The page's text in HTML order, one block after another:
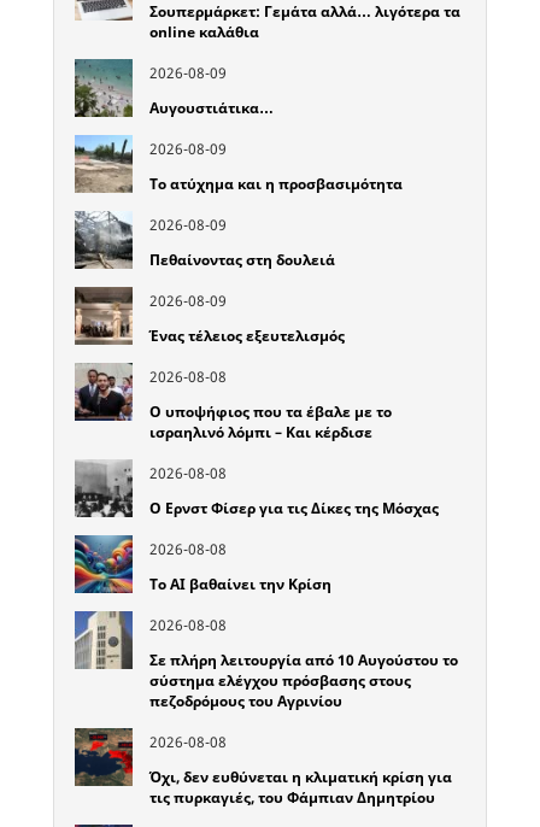
Σουπερμάρκετ: Γεμάτα αλλά… λιγότερα τα
online καλάθια
2026-08-09
Αυγουστιάτικα…
2026-08-09
Το ατύχημα και η προσβασιμότητα
2026-08-09
Πεθαίνοντας στη δουλειά
2026-08-09
Ένας τέλειος εξευτελισμός
2026-08-08
Ο υποψήφιος που τα έβαλε με το
ισραηλινό λόμπι – Και κέρδισε
2026-08-08
Ο Ερνστ Φίσερ για τις Δίκες της Μόσχας
2026-08-08
Το ΑΙ βαθαίνει την Κρίση
2026-08-08
Σε πλήρη λειτουργία από 10 Αυγούστου το
σύστημα ελέγχου πρόσβασης στους
πεζοδρόμους του Αγρινίου
2026-08-08
Όχι, δεν ευθύνεται η κλιματική κρίση για
τις πυρκαγιές, του Φάμπιαν Δημητρίου